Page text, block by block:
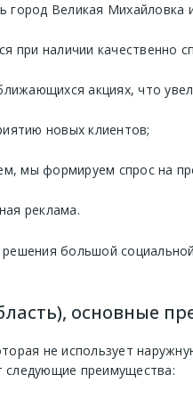
город Великая Михайловка
наличии качественно
акциях, что
новых клиентов;
мы формируем спрос на
реклама.
большой
основные
не использует
преимущества: